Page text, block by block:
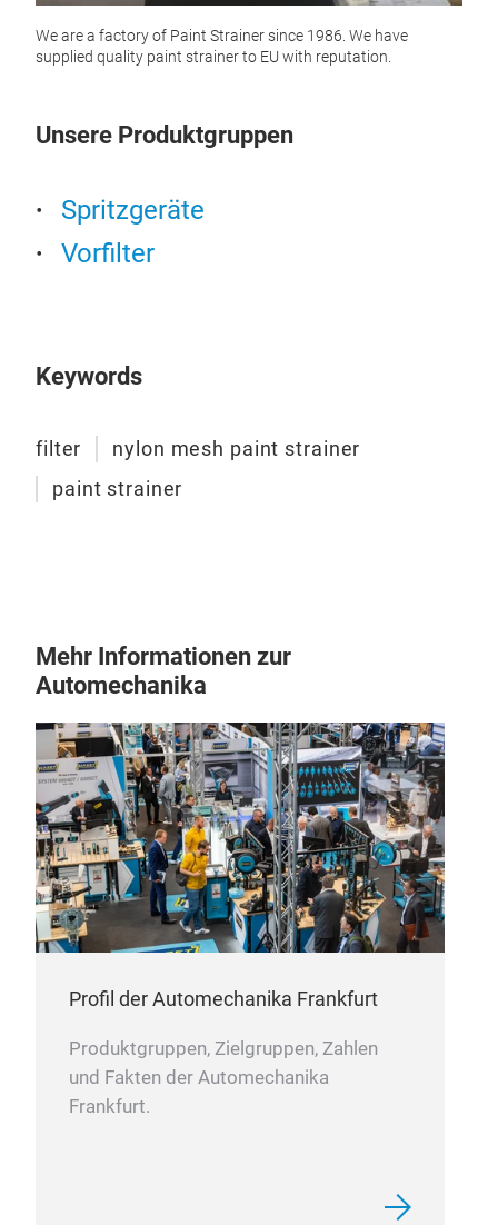
We are a factory of Paint Strainer since 1986. We have
supplied quality paint strainer to EU with reputation.
Unsere Produktgruppen
Spritzgeräte
Vorfilter
Keywords
filter
nylon mesh paint strainer
paint strainer
Mehr Informationen zur
Automechanika
Profil der Automechanika Frankfurt
Produktgruppen, Zielgruppen, Zahlen
und Fakten der Automechanika
Frankfurt.